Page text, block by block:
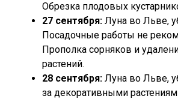
Обрезка плодовых
27 сентября: Луна во Льве,
Посадочные работы не
Прополка сорняков и
растений.
28 сентября: Луна во Льве,
за декоративными